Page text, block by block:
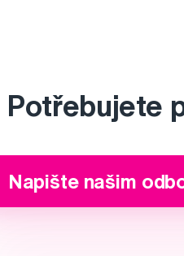
Potřebujete
Napište našim